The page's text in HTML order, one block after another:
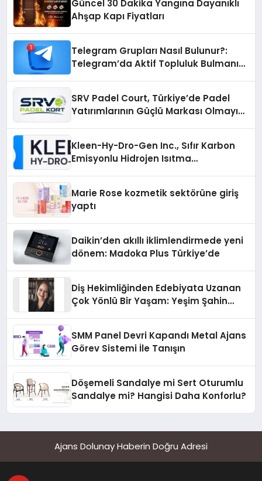
Güncel 30 Dakika Yangına Dayanıklı
Ahşap Kapı Fiyatları
Telegram Grupları Nasıl Bulunur?:
Telegram’da Aktif Topluluk Bulmanın
SRV Padel Court, Türkiye’de Padel
Yatırımlarının Güçlü Markası Olmayı
Kleen-Hy-Dro-Gen Inc., Sıfır Karbon
Emisyonlu Hidrojen Isıtma
Marie Rose kozmetik sektörüne giriş
yaptı
Daikin’den akıllı iklimlendirmede yeni
dönem: Madoka Plus Türkiye’de
Diş Hekimliğinden Edebiyata Uzanan
Çok Yönlü Bir Yaşam: Yeşim Şahin
SMM Panel Devri Kapandı Metal Ajans
Görev Sistemi İle Tanışın
Döşemeli Sandalye mi Sert Oturumlu
Sandalye mi? Hangisi Daha Konforlu?
Ajans Dolunay Haberin Doğru Adresi